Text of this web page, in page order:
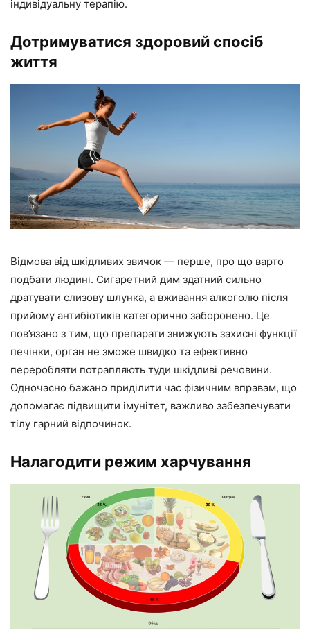
індивідуальну терапію.
Дотримуватися здоровий спосіб
життя
Відмова від шкідливих звичок — перше, про що варто
подбати людині. Сигаретний дим здатний сильно
дратувати слизову шлунка, а вживання алкоголю після
прийому антибіотиків категорично заборонено. Це
пов’язано з тим, що препарати знижують захисні функції
печінки, орган не зможе швидко та ефективно
переробляти потрапляють туди шкідливі речовини.
Одночасно бажано приділити час фізичним вправам, що
допомагає підвищити імунітет, важливо забезпечувати
тілу гарний відпочинок.
Налагодити режим харчування